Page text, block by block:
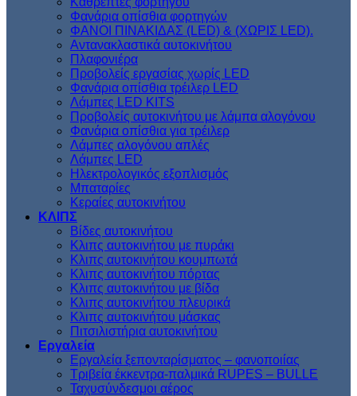
Φανάρια οπίσθια φορτηγών
ΦΑΝΟΙ ΠΙΝΑΚΙΔΑΣ (LED) & (XΩΡΙΣ LED).
Aντανακλαστικά αυτοκινήτου
Πλαφονιέρα
Προβολείς εργασίας χωρίς LED
Φανάρια οπίσθια τρέιλερ LED
Λάμπες LED KITS
Προβολείς αυτοκινήτου με λάμπα αλογόνου
Φανάρια οπίσθια για τρέιλερ
Λάμπες αλογόνου απλές
Λάμπες LED
Ηλεκτρολογικός εξοπλισμός
Μπαταρίες
Κεραίες αυτοκινήτου
ΚΛΙΠΣ
Βίδες αυτοκινήτου
Kλιπς αυτοκινήτου με πυράκι
Kλιπς αυτοκινήτου κουμπωτά
Κλιπς αυτοκινήτου πόρτας
Κλιπς αυτοκινήτου με βίδα
Kλιπς αυτοκινήτου πλευρικά
Kλιπς αυτοκινήτου μάσκας
Πιτσιλιστήρια αυτοκινήτου
Εργαλεία
Εργαλεία ξεπονταρίσματος – φανοποιίας
Τριβεία έκκεντρα-παλμικά RUPES – BULLE
Ταχυσύνδεσμοι αέρος